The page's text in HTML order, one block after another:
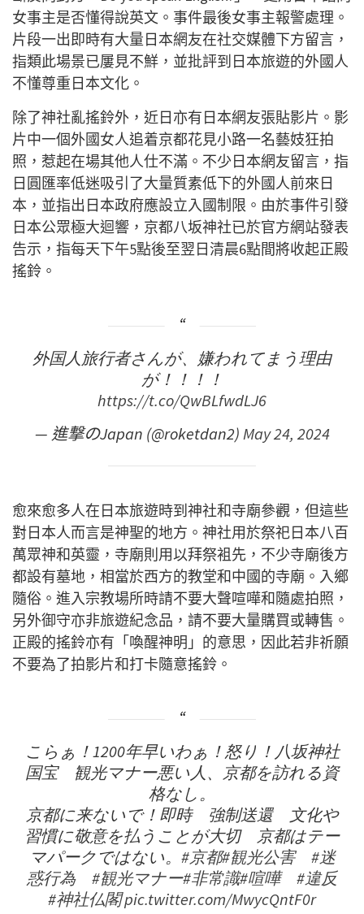
女事主是否懂得說英文。事件最後女事主報警處理。
片段一出即時有大量日本網友在社交媒體下方留言，
指類此場景已屢見不鮮，並批評到日本旅遊的外國人
不懂尊重日本文化。
除了神社亂搖鈴外，近日亦有日本網友張貼影片。影
片中一個外國女人追着京都花見小路一名藝妓狂拍
照，惹起在場其他人仕不滿。不少日本網友留言，指
日圓匯率低迷吸引了大量質素低下的外國人前來日
本，並指出日本政府應設立入國制限。由於事件引發
日本公眾極大迴響，京都八坂神社已於官方網站發表
告示，指每天下午5點後至翌日清晨6點間將收起正殿
搖鈴。
外国人旅行者さんが、嫌われてまう理由
が！！！！
https://t.co/QwBLfwdLJ6
— 進撃のJapan (@roketdan2)May 24, 2024
愈來愈多人在日本旅遊時到神社和寺廟參觀，但這些
對日本人而言是神聖的地方。神社用於祭祀日本八百
萬眾神和英靈，寺廟則用以拜祭袓先，不少寺廟後方
都設有墓地，相當於西方的教堂和中國的寺廟。入鄉
隨俗。進入宗教場所時請不要大聲喧嘩和隨處拍照，
另外御守亦非旅遊紀念品，請不要大量購買或轉售。
正殿的搖鈴亦有「喚醒神明」的意思，因此若非祈願
不要為了拍影片和打卡隨意搖鈴。
こらぁ！1200年早いわぁ！怒り！八坂神社
国宝 観光マナー悪い人、京都を訪れる資
格なし。
京都に来ないで！即時 強制送還 文化や
習慣に敬意を払うことが大切 京都はテー
マパークではない。 #京都#観光公害
#迷
惑行為
#観光マナー#非常識#喧嘩
#違反
#神社仏閣pic.twitter.com/MwycQntF0r